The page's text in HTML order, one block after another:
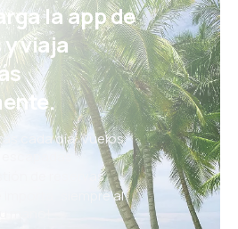
la app de
y viaja
cada día: vuelos,
de reservas
importa, siempre al